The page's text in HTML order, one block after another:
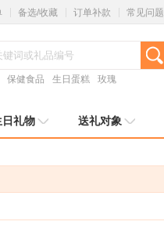
备选/收藏 订单补款 常见问题
保健食品 生日蛋糕 玫瑰
日礼物 送礼对象
伴终老，是人生美好的幸福！